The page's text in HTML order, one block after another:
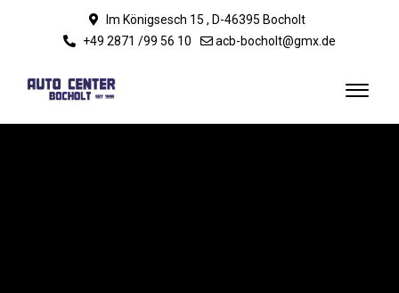
Im Königsesch 15 , D-46395 Bocholt
+49 2871 /99 56 10
acb-bocholt@gmx.de